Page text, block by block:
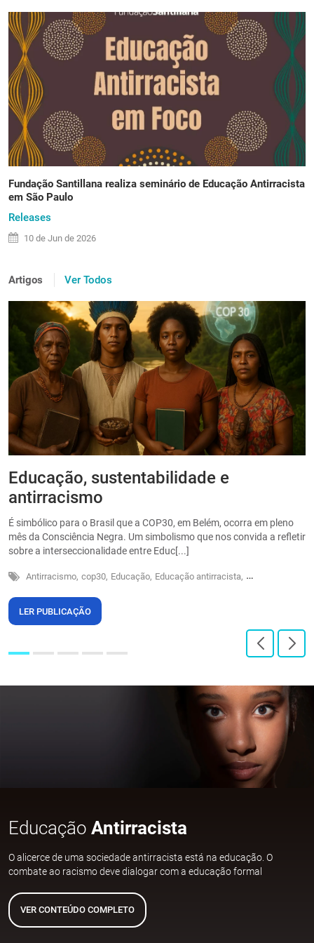
Fundação Santillana realiza seminário de Educação Antirracista
em São Paulo
Releases
10 de Jun de 2026
Artigos Ver Todos
Educação, sustentabilidade e
antirracismo
É simbólico para o Brasil que a COP30, em Belém, ocorra em pleno
mês da Consciência Negra. Um simbolismo que nos convida a refletir
sobre a interseccionalidade entre Educ[...]
Antirracismo, cop30, Educação, Educação antirracista, Sustentabilidade
LER PUBLICAÇÃO
Educação Antirracista
O alicerce de uma sociedade antirracista está na educação. O
combate ao racismo deve dialogar com a educação formal
VER CONTEÚDO COMPLETO